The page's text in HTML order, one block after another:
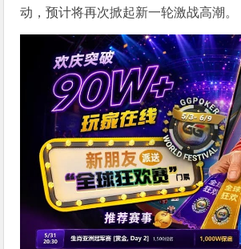
动，预计将再次掀起新一轮激战高潮。